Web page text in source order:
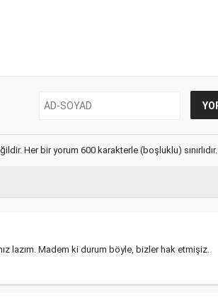
Her bir yorum 600 karakterle (boşluklu) sınırlıdır.
lazım. Madem ki durum böyle, bizler hak etmişiz.